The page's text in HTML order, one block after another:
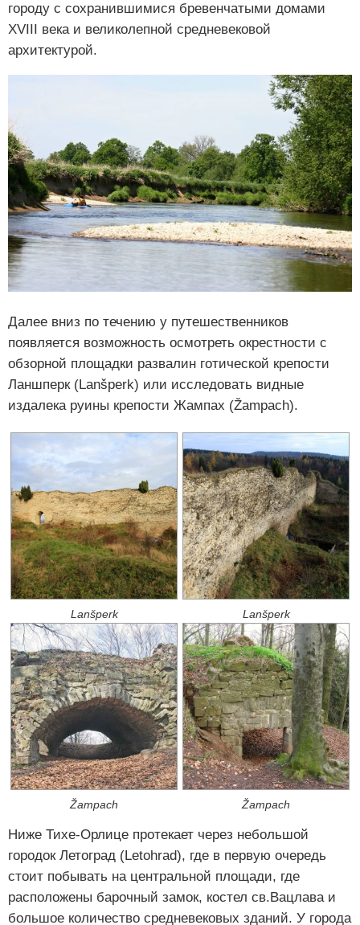
городу с сохранившимися бревенчатыми домами
XVIII века и великолепной средневековой
архитектурой.
Далее вниз по течению у путешественников
появляется возможность осмотреть окрестности с
обзорной площадки развалин готической крепости
Ланшперк (Lanšperk) или исследовать видные
издалека руины крепости Жампах (Žampach).
Lanšperk Lanšperk
Žampach Žampach
Ниже Тихе-Орлице протекает через небольшой
городок Летоград (Letohrad), где в первую очередь
стоит побывать на центральной площади, где
расположены барочный замок, костел св.Вацлава и
большое количество средневековых зданий. У города